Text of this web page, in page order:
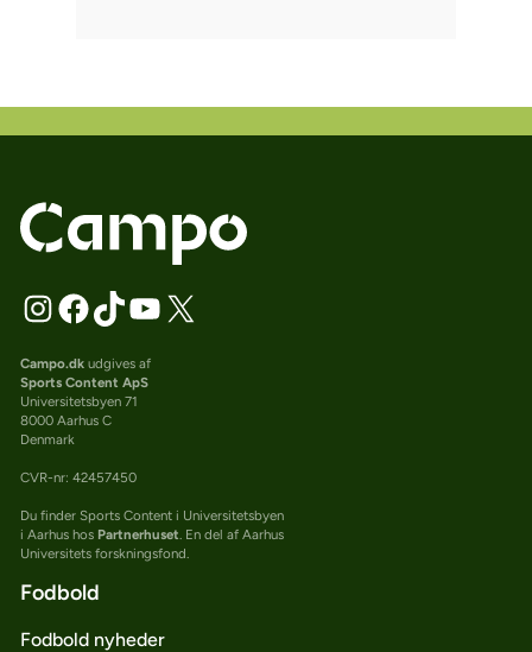
Campo.dkudgives af
Sports Content ApS
Universitetsbyen 71
8000 Aarhus C
Denmark
CVR-nr: 42457450
Du finder Sports Content i Universitetsbyen
i Aarhus hos Partnerhuset. En del af Aarhus
Universitets forskningsfond.
Fodbold
Fodbold nyheder